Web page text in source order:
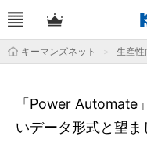
キーマンズネット 生産性
「Power
いデータ形式と望ま